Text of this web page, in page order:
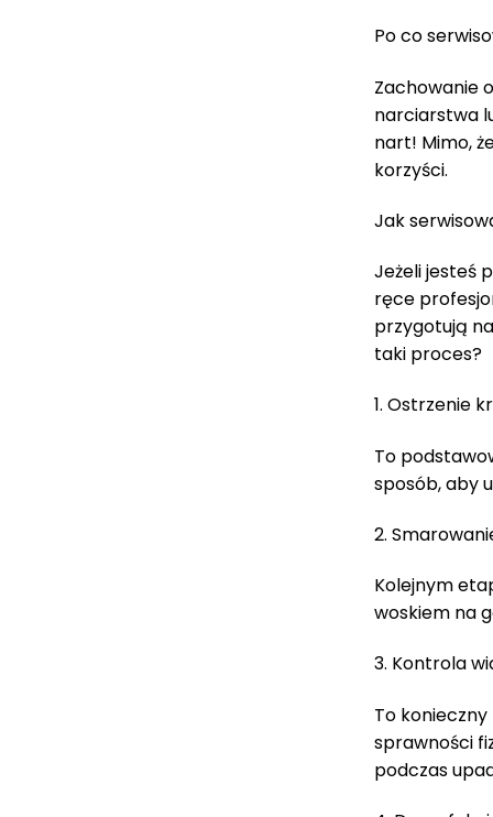
Po co
Zachowanie
narciarstwa
nart! Mimo,
korzyści.
Jak
Jeżeli jesteś
ręce
przygotują
taki proces?
1. Ostrzenie
To
sposób, aby
2.
Kolejnym
woskiem na
3. Kontrola
To
sprawności
podczas